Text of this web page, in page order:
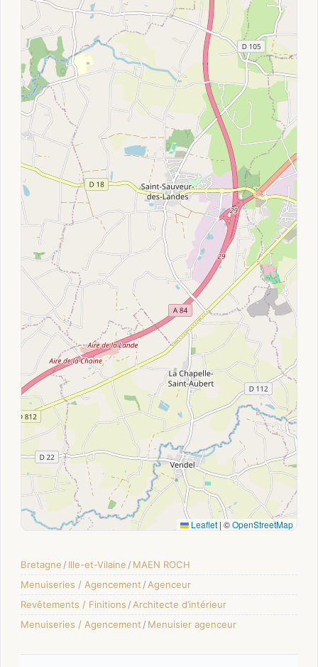
Leaflet | ©OpenStreetMap
Bretagne / Ille-et-Vilaine / MAEN ROCH
Menuiseries / Agencement / Agenceur
Revêtements / Finitions / Architecte d’intérieur
Menuiseries / Agencement / Menuisier agenceur